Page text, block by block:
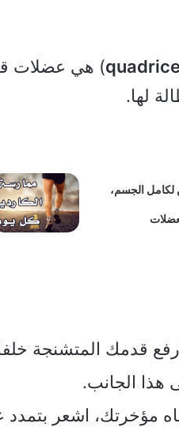
) هي عضلات
لها.
لكامل الجسم،
قدمك المتشنجة
الجانب.
مؤخرتك، اشعر